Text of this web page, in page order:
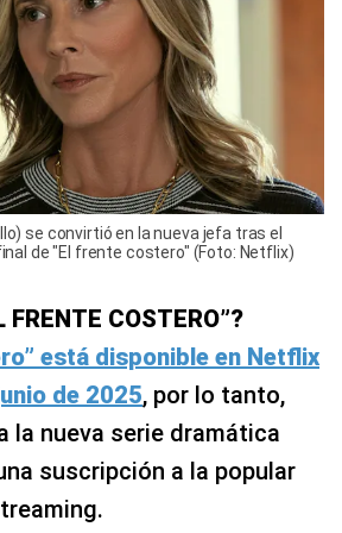
se convirtió en la nueva jefa tras el
de "El frente costero" (Foto: Netflix)
FRENTE COSTERO”?
está disponible en Netflix
de 2025, por lo tanto,
la nueva serie dramática
suscripción a la popular